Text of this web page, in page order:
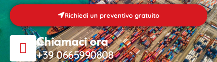
Richiedi un preventivo gratuito
Chiamaci ora
+39 0665990808